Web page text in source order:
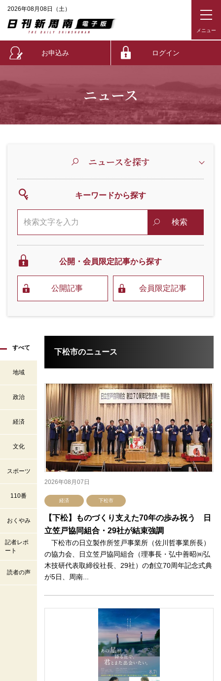
2026年08月08日（土）
お申込み ログイン
ニュース
ニュースを探す
キーワードから探す
検索
公開・会員限定記事から探す
公開記事 会員限定記事
すべて
地域
政治
経済
文化
スポーツ
110番
おくやみ
記者レポ
ート
読者の声
下松市のニュース
2026年08月07日
経済 下松市
【下松】ものづくり支えた70年の歩み祝う 日
立笠戸協同組合・29社が結束強調
下松市の日立製作所笠戸事業所（佐川哲事業所長）
の協力会、日立笠戸協同組合（理事長・弘中善昭㈱弘
木技研代表取締役社長、29社）の創立70周年記念式典
が5日、周南...